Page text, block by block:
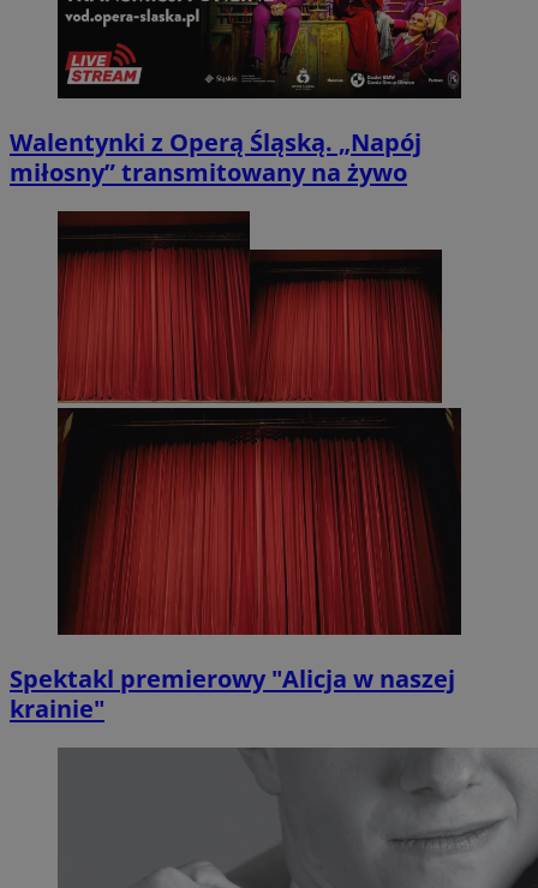
Walentynki z Operą Śląską. „Napój
miłosny” transmitowany na żywo
Spektakl premierowy "Alicja w naszej
krainie"